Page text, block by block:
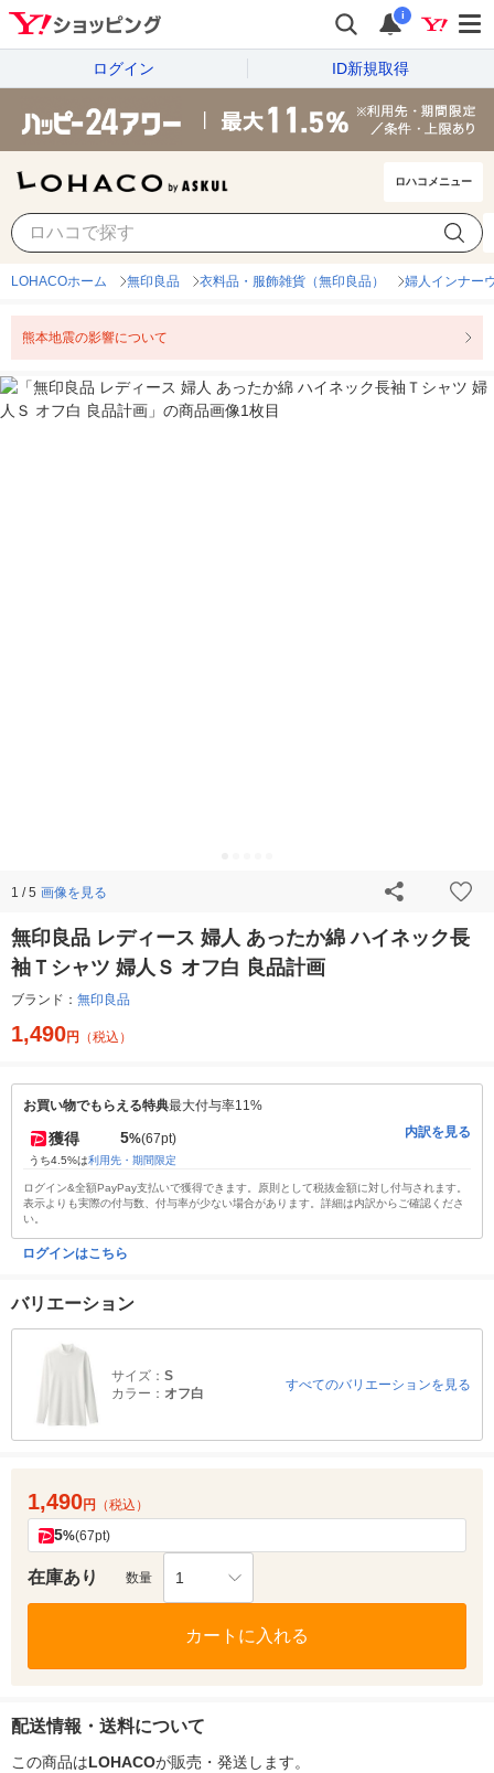
i
ログイン ID新規取得
ロハコメニュー
LOHACOホーム 無印良品 衣料品・服飾雑貨（無印良品） 婦人インナー
熊本地震の影響について
1 / 5 画像を見る
無印良品 レディース 婦人 あったか綿 ハイネック長
袖Ｔシャツ 婦人Ｓ オフ白 良品計画
ブランド： 無印良品
1,490円 （税込）
お買い物でもらえる特典最大付与率11%
獲得 5%(67pt)
うち4.5%は利用先・期間限定
内訳を見る
ログイン&全額PayPay支払いで獲得できます。原則として税抜金額に対し付与されます。
表示よりも実際の付与数、付与率が少ない場合があります。詳細は内訳からご確認くださ
い。
ログインはこちら
バリエーション
サイズ： S
カラー： オフ白
すべてのバリエーションを見る
1,490円 （税込）
5%(67pt)
在庫あり 数量 1
カートに入れる
配送情報・送料について
この商品はLOHACOが販売・発送します。